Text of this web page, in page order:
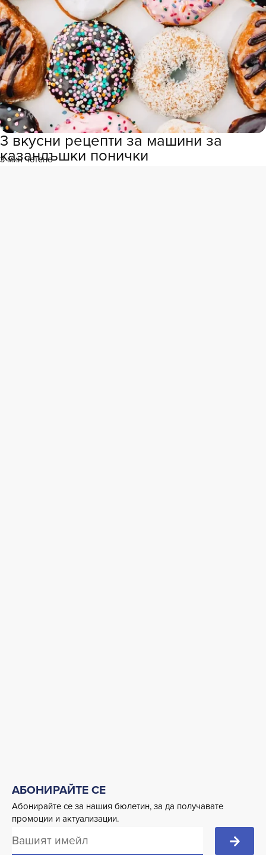
3 вкусни рецепти за машини за
казанлъшки понички
3 мин четене
АБОНИРАЙТЕ СЕ
Абонирайте се за нашия бюлетин, за да получавате
промоции и актуализации.